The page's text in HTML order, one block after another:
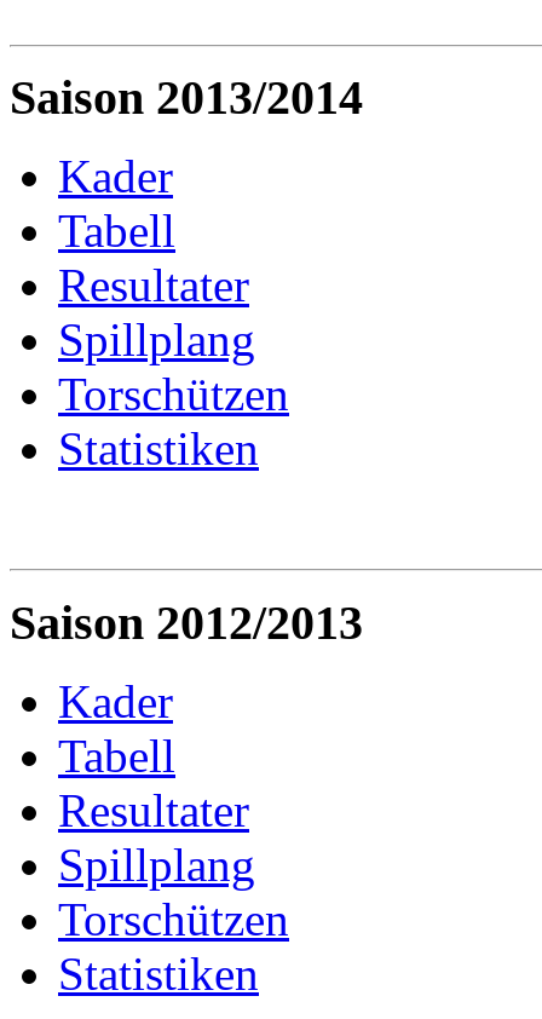
Saison 2013/2014
Kader
Tabell
Resultater
Spillplang
Torschützen
Statistiken
Saison 2012/2013
Kader
Tabell
Resultater
Spillplang
Torschützen
Statistiken